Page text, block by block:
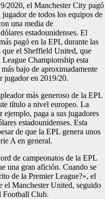
2020, el Manchester City pagó
de todos los equipos de
una media de
estadounidenses. El
pagó en la EPL durante las
que el Sheffield United, que
Championship esta
bajo de aproximadamente
jugador en 2019/20.
más generoso de la EPL
título a nivel europeo. La
paga a sus jugadores
estadounidenses. Esta
de que la EPL genera unos
A en general.
de campeonatos de la EPL
una gran afición. Cuando se
de la Premier League?», el
el Manchester United, seguido
Football Club.